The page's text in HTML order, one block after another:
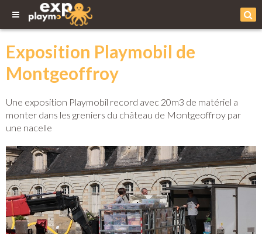
Exposition Playmobil de
Montgeoffroy
Une exposition Playmobil record avec 20m3 de matériel a
monter dans les greniers du château de Montgeoffroy par
une nacelle